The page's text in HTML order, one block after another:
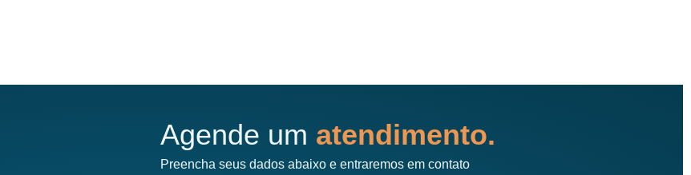
Agende um atendimento.
Preencha seus dados abaixo e entraremos em contato